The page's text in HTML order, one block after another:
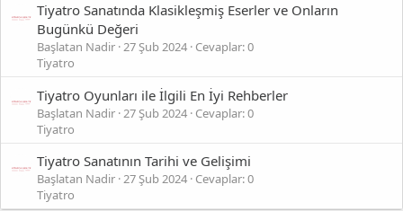
Tiyatro Sanatında Klasikleşmiş Eserler ve Onların
Bugünkü Değeri
Başlatan Nadir 27 Şub 2024 Cevaplar: 0
Tiyatro
Tiyatro Oyunları ile İlgili En İyi Rehberler
Başlatan Nadir 27 Şub 2024 Cevaplar: 0
Tiyatro
Tiyatro Sanatının Tarihi ve Gelişimi
Başlatan Nadir 27 Şub 2024 Cevaplar: 0
Tiyatro